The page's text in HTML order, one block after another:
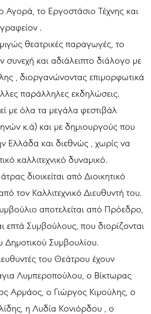
Αγορά, το Εργοστάσιο Τέχνης και
.
θεατρικές παραγωγές, το
συνεχή και αδιάλειπτο διάλογο με
, διοργανώνοντας επιμορφωτικά
παράλληλες εκδηλώσεις.
με όλα τα μεγάλα φεστιβάλ
κ.ά) και με δημιουργούς που
Ελλάδα και διεθνώς , χωρίς να
καλλιτεχνικό δυναμικό.
διοικείται από Διοικητικό
τον Καλλιτεχνικό Διευθυντή του.
αποτελείται από Πρόεδρο,
επτά Συμβούλους, που διορίζονται
Δημοτικού Συμβουλίου.
του Θεάτρου έχουν
Λυμπεροπούλου, ο Βίκτωρας
Αρμάος, ο Γιώργος Κιμούλης, ο
η Λυδία Κονιόρδου , ο